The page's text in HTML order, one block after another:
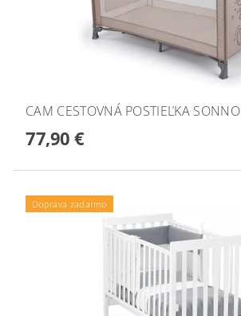
CAM CESTOVNÁ POSTIEĽKA SONNO
77,90 €
Doprava zadarmo